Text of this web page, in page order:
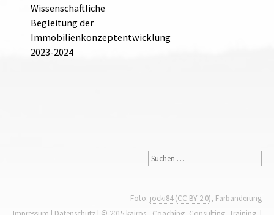
Wissenschaftliche
Begleitung der
Immobilienkonzeptentwicklung
2023-2024
Foto: jocki84(CC BY 2.0), Farbänderung